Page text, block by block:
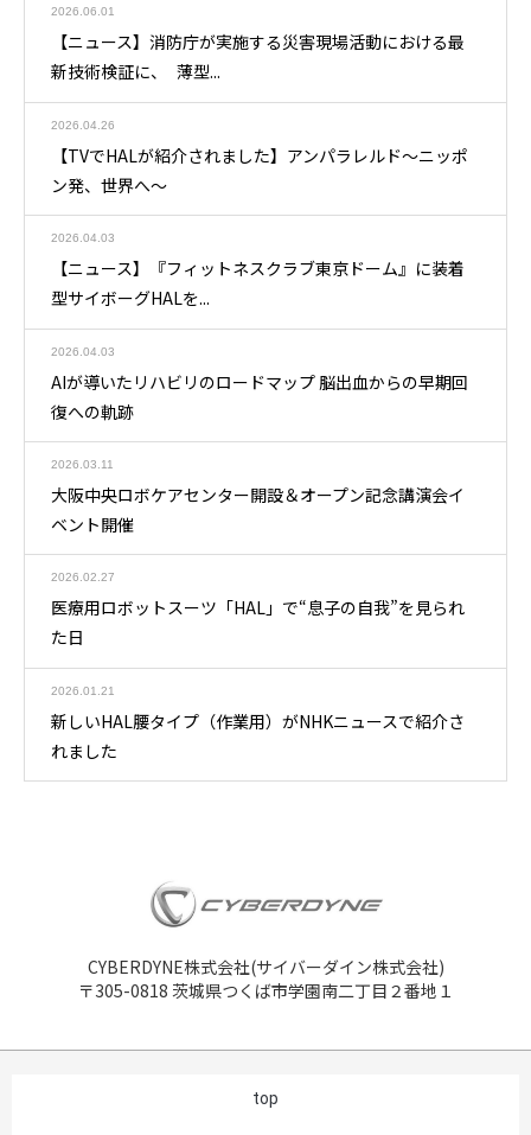
2026.06.01
【ニュース】消防庁が実施する災害現場活動における最
新技術検証に、 薄型...
2026.04.26
【TVでHALが紹介されました】アンパラレルド～ニッポ
ン発、世界へ～
2026.04.03
【ニュース】『フィットネスクラブ東京ドーム』に装着
型サイボーグHALを...
2026.04.03
AIが導いたリハビリのロードマップ 脳出血からの早期回
復への軌跡
2026.03.11
大阪中央ロボケアセンター開設＆オープン記念講演会イ
ベント開催
2026.02.27
医療用ロボットスーツ「HAL」で“息子の自我”を見られ
た日
2026.01.21
新しいHAL腰タイプ（作業用）がNHKニュースで紹介さ
れました
CYBERDYNE株式会社(サイバーダイン株式会社)
〒305-0818 茨城県つくば市学園南二丁目２番地１
top